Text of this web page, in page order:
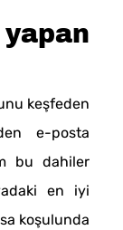
keşfeden
e-posta
bu dahiler
en iyi
koşulunda